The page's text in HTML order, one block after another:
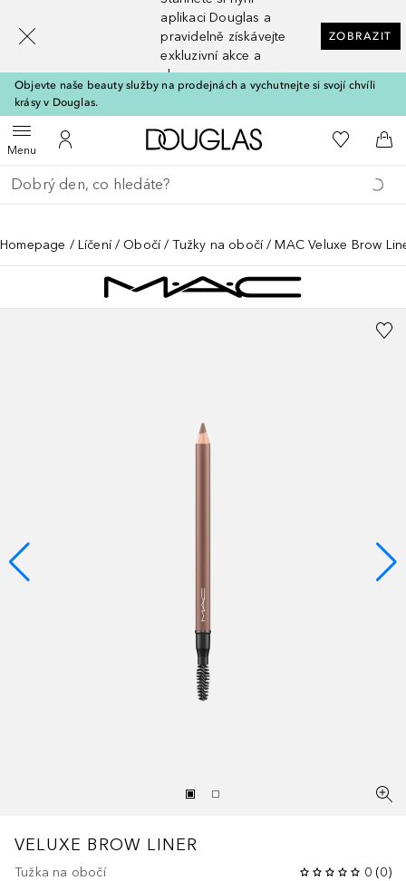
aplikaci Douglas a
pravidelně získávejte
exkluzivní akce a
slevy
ZOBRAZIT
Objevte naše beauty služby na prodejnách a vychutnejte si svojí chvíli
krásy v Douglas.
MenuOtevřít menuK mému účtu
Domů K mému
Do
Vraťte se
Proveďte vyhledávání
Homepage Líčení Obočí Tužky na obočí MAC Veluxe Brow
VELUXE BROW LINER
Tužka na obočí 0 (0)
[navigation.slideout.screenreader]